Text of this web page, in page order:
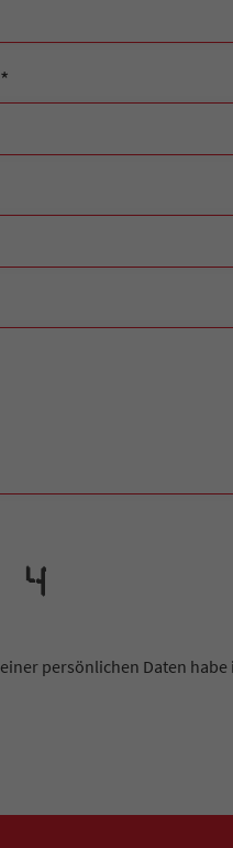
*
persönlichen Daten habe